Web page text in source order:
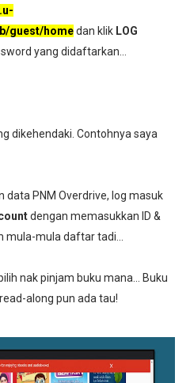
guest/homedan klik LOG
yang didaftarkan...
dikehendaki. Contohnya saya
data PNM Overdrive, log masuk
dengan memasukkan ID &
mula-mula daftar tadi...
nak pinjam buku mana... Buku
along pun ada tau!